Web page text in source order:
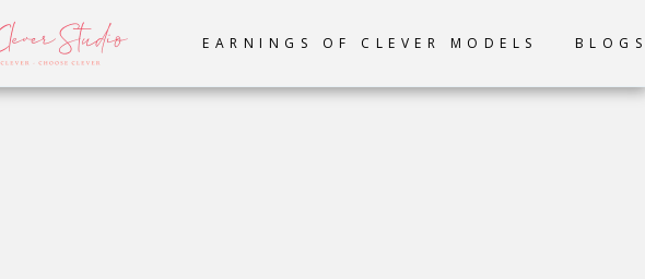
EARNINGS OF CLEVER MODELS